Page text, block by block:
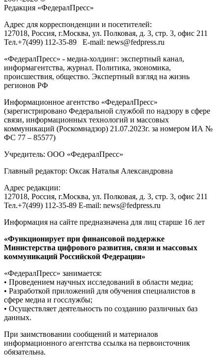
Редакция «ФедералПресс»
Адрес для корреспонденции и посетителей:
127018, Россия, г.Москва, ул. Полковая, д. 3, стр. 3, офис 211
Тел.+7(499) 112-35-89 E-mail: news@fedpress.ru
«ФедералПресс» - медиа-холдинг: экспертный канал,
информагентства, журнал. Политика, экономика,
происшествия, общество. Экспертный взгляд на жизнь
регионов РФ
Информационное агентство «ФедералПресс»
(зарегистрировано Федеральной службой по надзору в сфере
связи, информационных технологий и массовых
коммуникаций (Роскомнадзор) 21.07.2023г. за номером ИА №
ФС 77 – 85577)
Учредитель: ООО «ФедералПресс»
Главный редактор: Оксак Наталья Александровна
Адрес редакции:
127018, Россия, г.Москва, ул. Полковая, д. 3, стр. 3, офис 211
Тел.+7(499) 112-35-89 E-mail: news@fedpress.ru
Информация на сайте предназначена для лиц старше 16 лет
«Функционирует при финансовой поддержке
Министерства цифрового развития, связи и массовых
коммуникаций Российской Федерации»
«ФедералПресс» занимается:
• Проведением научных исследований в области медиа;
• Разработкой приложений для обучения специалистов в
сфере медиа и госслужбы;
• Осуществляет деятельность по созданию различных баз
данных.
При заимствовании сообщений и материалов
информационного агентства ссылка на первоисточник
обязательна.